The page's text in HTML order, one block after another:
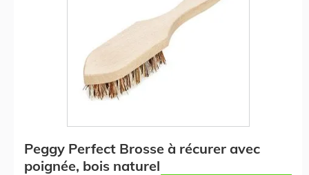
Peggy Perfect Brosse à récurer avec
poignée, bois naturel